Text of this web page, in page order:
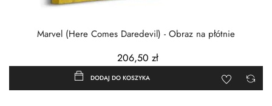
Marvel (Here Comes Daredevil) - Obraz na płótnie
206,50 zł
DODAJ DO KOSZYKA